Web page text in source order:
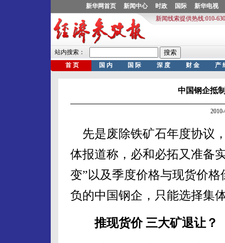
中国钢企抵
先是废除铁矿石年度协议
体报道称，必和必拓又准备
变”以及季度价格与现货价
负的中国钢企，只能选择集
推现货价 三大矿退让？